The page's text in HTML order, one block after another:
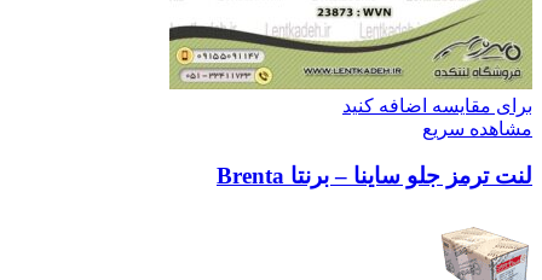
برای مقایسه اضافه کنید
مشاهده سریع
لنت ترمز جلو ساینا – برنتا Brenta